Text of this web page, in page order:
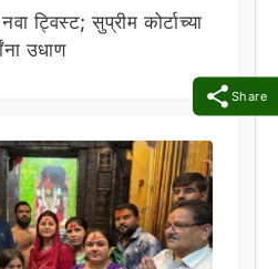
Share
ट्विस्ट; सुप्रीम कोर्टाच्या
उधाण